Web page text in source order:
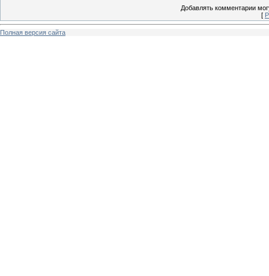
Добавлять комментарии
[
Полная версия сайта